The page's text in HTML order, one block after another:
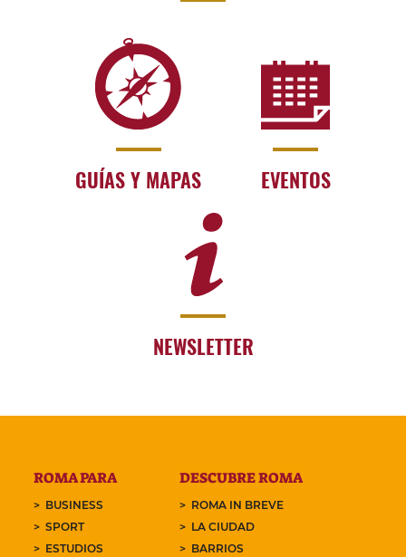
GUÍAS Y MAPAS EVENTOS
NEWSLETTER
ROMA PARA
BUSINESS
SPORT
ESTUDIOS
DESCUBRE ROMA
ROMA IN BREVE
LA CIUDAD
BARRIOS